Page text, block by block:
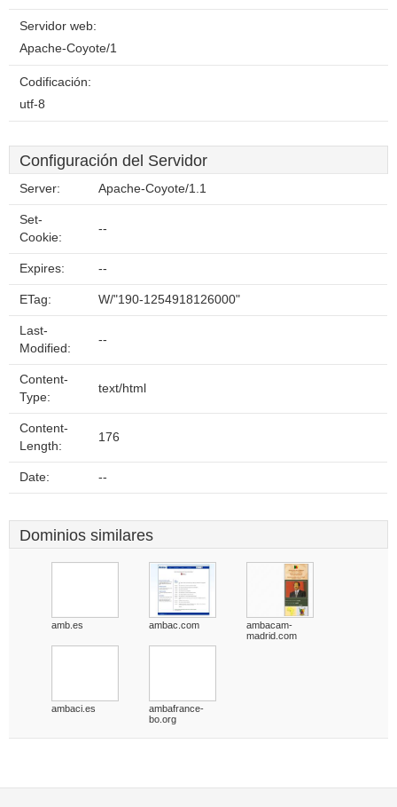
Servidor web:
Apache-Coyote/1
Codificación:
utf-8
Configuración del Servidor
Server: Apache-Coyote/1.1
Set-
Cookie:
--
Expires: --
ETag: W/"190-1254918126000"
Last-
Modified:
--
Content-
Type:
text/html
Content-
Length:
176
Date: --
Dominios similares
amb.es ambac.com
ambacam-
madrid.com
ambaci.es
ambafrance-
bo.org